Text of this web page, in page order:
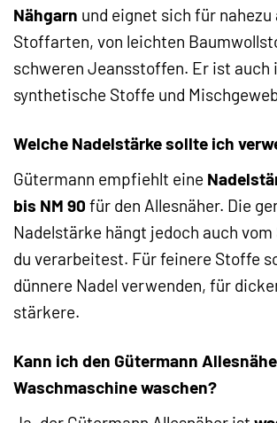
Nähgarn und eignet sich für nahezu
Stoffarten, von leichten
schweren Jeansstoffen. Er ist auch
synthetische Stoffe und
Welche Nadelstärke sollte ich
Gütermann empfiehlt eine
bis NM 90 für den Allesnäher. Die
Nadelstärke hängt jedoch auch
du verarbeitest. Für feinere Stoffe
dünnere Nadel verwenden, für
stärkere.
Kann ich den Gütermann
Waschmaschine waschen?